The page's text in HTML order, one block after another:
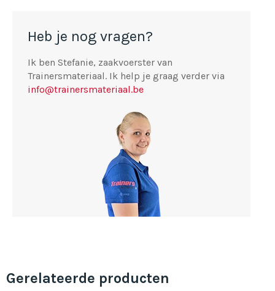
Heb je nog vragen?
Ik ben Stefanie, zaakvoerster van
Trainersmateriaal. Ik help je graag verder via
info@trainersmateriaal.be
Gerelateerde producten